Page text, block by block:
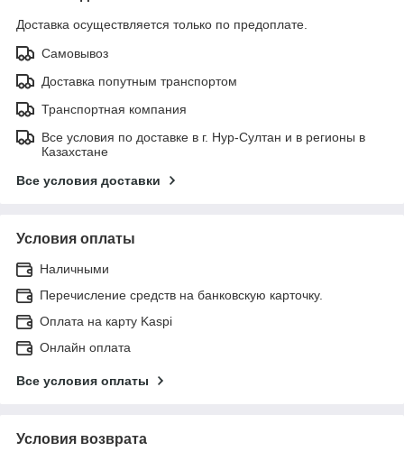
Доставка осуществляется только по предоплате.
Самовывоз
Доставка попутным транспортом
Транспортная компания
Все условия по доставке в г. Нур-Султан и в регионы в
Казахстане
Все условия доставки
Условия оплаты
Наличными
Перечисление средств на банковскую карточку.
Оплата на карту Kaspi
Онлайн оплата
Все условия оплаты
Условия возврата